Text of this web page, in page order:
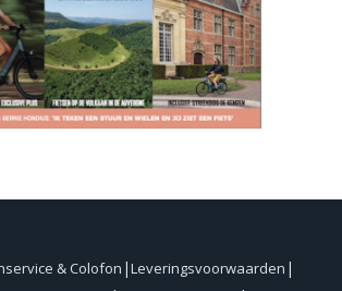
& Colofon Leveringsvoorwaarden